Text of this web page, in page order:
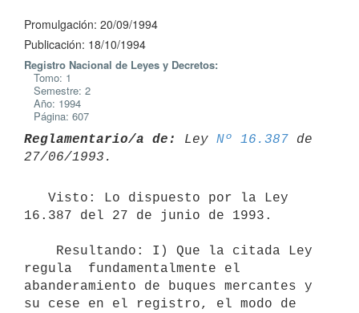
Promulgación: 20/09/1994
Publicación: 18/10/1994
Registro Nacional de Leyes y Decretos:
Tomo: 1
Semestre: 2
Año: 1994
Página: 607
Reglamentario/a de: Ley Nº 16.387 de
16.387 del 27 de junio de 1993.
regula  fundamentalmente el
abanderamiento de buques mercantes y
su cese en el registro, el modo de